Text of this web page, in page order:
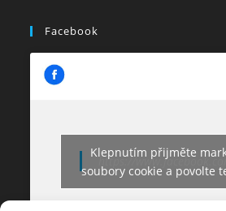
Facebook
https://
Klepnutím přijměte
soubory cookie a povolte